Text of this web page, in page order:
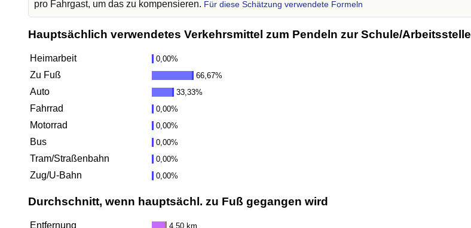
pro Fahrgast, um das zu kompensieren. Für diese Schätzung verwendete Formeln
Hauptsächlich verwendetes Verkehrsmittel zum Pendeln zur Schule/Arbeitsstelle
Heimarbeit 0,00%
Zu Fuß 66,67%
Auto 33,33%
Fahrrad 0,00%
Motorrad 0,00%
Bus 0,00%
Tram/Straßenbahn 0,00%
Zug/U-Bahn 0,00%
Durchschnitt, wenn hauptsächl. zu Fuß gegangen wird
Entfernung 4,50 km